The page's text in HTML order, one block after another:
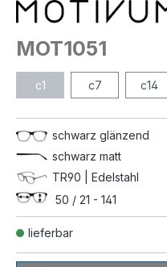
lieferbar
MOT1051
c1 c7 c14
schwarz glänzend
schwarz matt
TR90 | Edelstahl
50 / 21 - 141